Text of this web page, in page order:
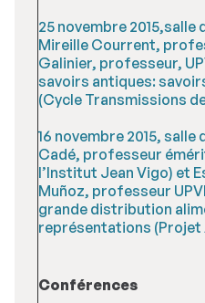
25 novembre 2015,salle
Mireille Courrent,
Galinier, professeur,
savoirs antiques:
(Cycle Transmissions
16 novembre 2015, salle
Cadé, professeur
l’Institut Jean Vigo) et
Muñoz, professeur
grande distribution
représentations (Projet
Conférences